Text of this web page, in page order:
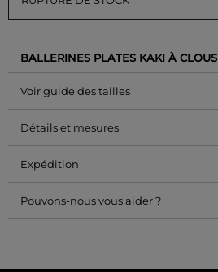
BALLERINES PLATES KAKI À CLOUS
Voir guide des tailles
Détails et mesures
Expédition
Pouvons-nous vous aider ?